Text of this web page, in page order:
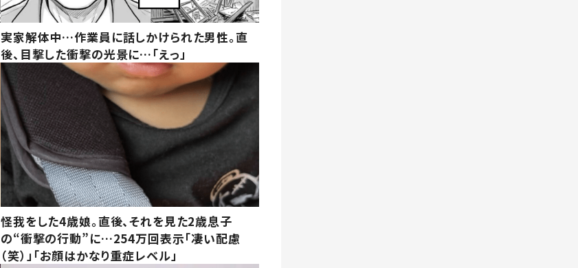
実家解体中…作業員に話しかけられた男性。直
後、目撃した衝撃の光景に…「えっ」
怪我をした4歳娘。直後、それを見た2歳息子
の“衝撃の行動”に…254万回表示「凄い配慮
（笑）」「お顔はかなり重症レベル」